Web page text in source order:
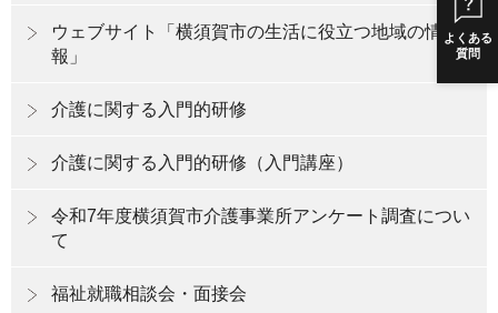
よくある
質問
ウェブサイト「横須賀市の生活に役立つ地域の情
報」
介護に関する入門的研修
介護に関する入門的研修（入門講座）
令和7年度横須賀市介護事業所アンケート調査につい
て
福祉就職相談会・面接会